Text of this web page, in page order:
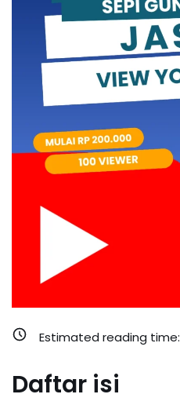
Estimated reading time:
Daftar isi